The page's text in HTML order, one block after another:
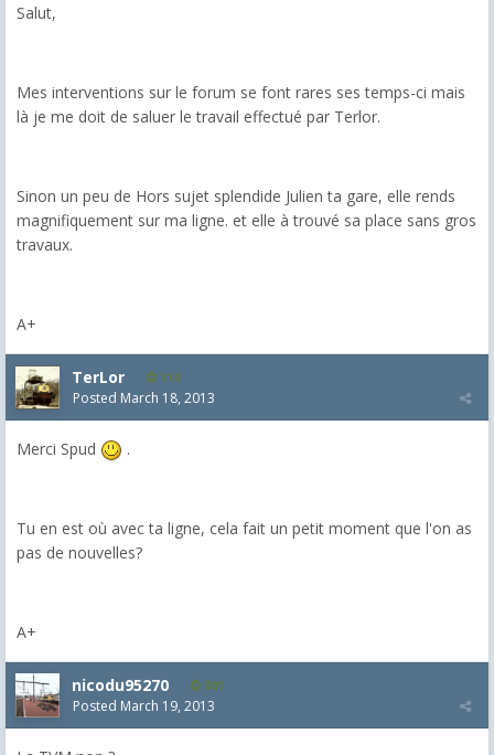
Salut,
Mes interventions sur le forum se font rares ses temps-ci mais
là je me doit de saluer le travail effectué par Terlor.
Sinon un peu de Hors sujet splendide Julien ta gare, elle rends
magnifiquement sur ma ligne. et elle à trouvé sa place sans gros
travaux.
A+
TerLor 114
Posted March 18, 2013
Merci Spud .
Tu en est où avec ta ligne, cela fait un petit moment que l'on as
pas de nouvelles?
A+
nicodu95270 801
Posted March 19, 2013